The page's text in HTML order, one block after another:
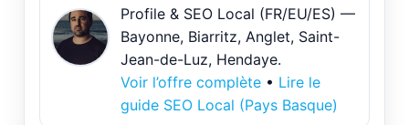
Profile & SEO Local (FR/EU/ES) —
Bayonne, Biarritz, Anglet, Saint-
Jean-de-Luz, Hendaye.
Voir l’offre complète • Lire le
guide SEO Local (Pays Basque)